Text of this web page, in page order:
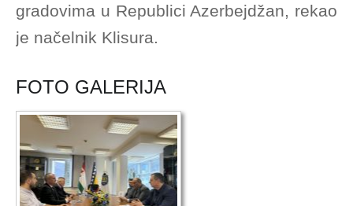
gradovima u Republici Azerbejdžan, rekao
je načelnik Klisura.
FOTO GALERIJA